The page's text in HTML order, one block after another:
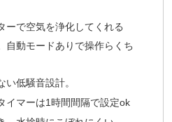
で空気を浄化してくれる
動モードありで操作らくち
低騒音設計。
マーは1時間間隔で設定ok